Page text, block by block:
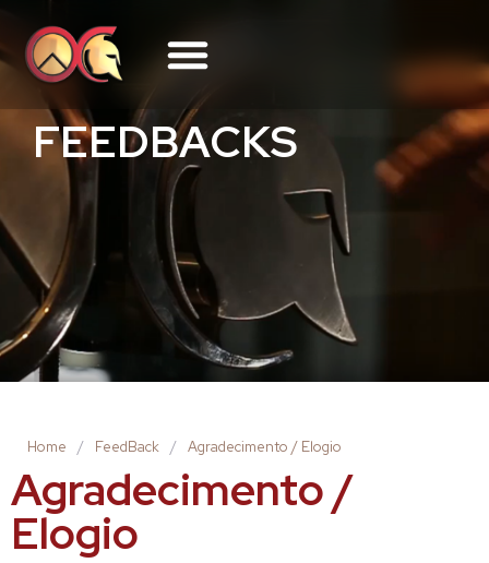
FEEDBACKS
Home / FeedBack / Agradecimento / Elogio
Agradecimento /
Elogio